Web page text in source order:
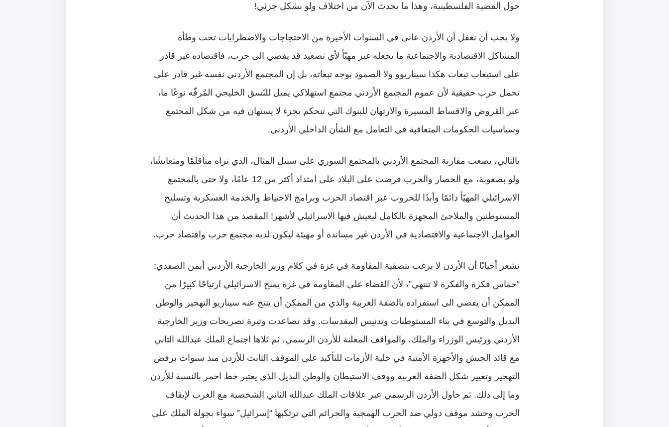
حول القضية الفلسطينية، وهذا ما يحدث الآن من اختلاف ولو بشكل جزئي!
ولا يجب أن نغفل أن الأردن عانى في السنوات الأخيرة من الاحتجاجات والاضطرابات تحت وطأة
المشاكل الاقتصادية والاجتماعية ما يجعله غير مهيّأ لأي تصعيد قد يفضي الى حرب، فاقتصاده غير قادر
على استيعاب تبعات هكذا سيناريوو ولا الصمود بوجه تبعاته، بل إن المجتمع الأردني نفسه غير قادر على
تحمل حرب حقيقية لأن عموم المجتمع الأردني مجتمع استهلاكي يميل للنّسق الخليجي المُرفّه نوعًا ما،
عبر القروض والاقساط المسيرة والارتهان للبنوك التي تتحكم بجزء لا يستهان فيه من شكل المجتمع
وسياسيات الحكومات المتعاقبة في التعامل مع الشأن الداخلي الأردني.
بالتالي، يصعب مقارنة المجتمع الأردني بالمجتمع السوري على سبيل المثال، الذي نراه متأقلمًا ومتعايشًا،
ولو بصعوبة، مع الحصار والحرب فرضت على البلاد على امتداد أكثر من 12 عامًا، ولا حتى بالمجتمع
الاسرائيلي المهيّأ دائمًا وأبدًا للحروب عبر اقتصاد الحرب وبرامج الاحتياط والخدمة العسكرية وتسليح
المستوطنين والملاجئ المجهزة بالكامل ليعيش فيها الاسرائيلي لأشهر! المقصد من هذا الحديث أن
العوامل الاجتماعية والاقتصادية في الأردن غير مساندة أو مهيئة ليكون لديه مجتمع حرب واقتصاد حرب.
نشعر أحيانًا أن الأردن لا يرغب بتصفية المقاومة في غزة في كلام وزير الخارجية الأردني أيمن الصفدي:
“حماس فكرة والفكرة لا تنتهي”، لأن القضاء على المقاومة في غزة يمنح الاسرائيلي ارتياحًا كبيرًا من
الممكن أن يفضي الى استفراده بالضفة الغربية والذي من الممكن أن ينتج عنه سيناريو التهجير والوطن
البديل والتوسع في بناء المستوطنات وتدنيس المقدسات. وقد تصاعدت وتيرة تصريحات وزير الخارجية
الأردني ورئيس الوزراء والملك، والمواقف المعلنة للأردن الرسمي، ثم تَلاها اجتماع الملك عبدالله الثاني
مع قائد الجيش والأجهزة الأمنية في خلية الأزمات للتأكيد على الموقف الثابت للأردن منذ سنوات برفض
التهجير وتغيير شكل الضفة الغربية ووقف الاستيطان والوطن البديل الذي يعتبر خط احمر بالنسبة للأردن
وما إلى ذلك. ثم حاول الأردن الرسمي عبر علاقات الملك عبدالله الثاني الشخصية مع الغرب لإيقاف
الحرب وحشد موقف دولي ضد الحرب الهمجية والجرائم التي ترتكبها “إسرائيل” سواء بجولة الملك على